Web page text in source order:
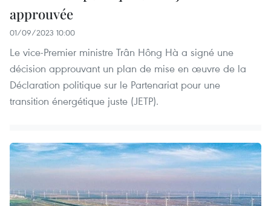
approuvée
01/09/2023 10:00
Le vice-Premier ministre Trân Hông Hà a signé une
décision approuvant un plan de mise en œuvre de la
Déclaration politique sur le Partenariat pour une
transition énergétique juste (JETP).